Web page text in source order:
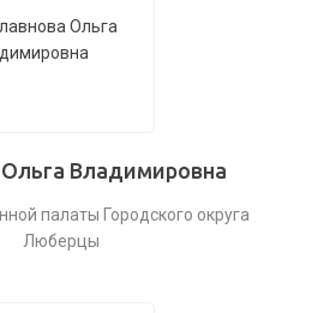
Владимировна
палаты Городского округа
Люберцы